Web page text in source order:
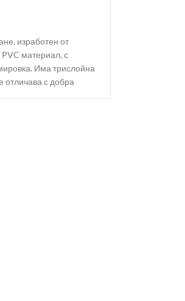
изработен от
PVC материал, с
Има трислойна
отличава с добра